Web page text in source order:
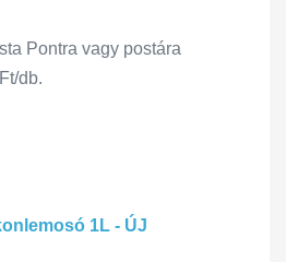
Pontra vagy postára
db.
1L - ÚJ